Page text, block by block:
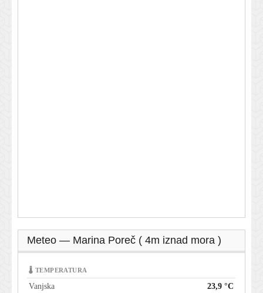
Meteo — Marina Poreč ( 4m iznad mora )
🌡 TEMPERATURA
Vanjska 23,9 °C